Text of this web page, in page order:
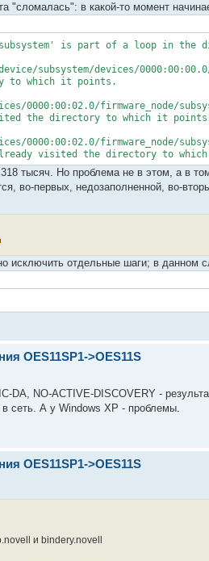
"сломалась": в какой-то момент
is part of a loop in the
subsystem/devices/
to which it points.
0000:00:02.0/firmware_node/
the directory to which it
0000:00:02.0/firmware_node/
visited the directory to
тысяч. Но проблема не в этом, а в
во-первых, недозаполненной, во-
исключить отдельные шаги; в данном
OES11SP1->OES11S
DA, NO-ACTIVE-DISCOVERY -
сеть. А у Windows XP - проблемы.
OES11SP1->OES11S
и bindery.novell